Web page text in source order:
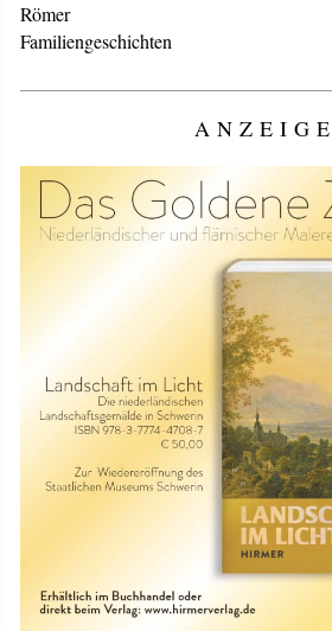
Römer
Familiengeschichten
ANZEIGE